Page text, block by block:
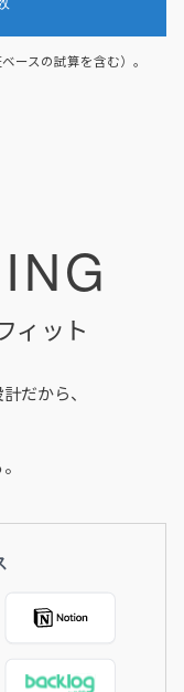
ースの試算を含む）。
ィット
だから、